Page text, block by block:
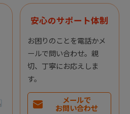
安心のサポート体制
お困りのことを電話かメ
ールで問い合わせ。親
切、丁寧にお応えしま
す。
メールで
お問い合わせ